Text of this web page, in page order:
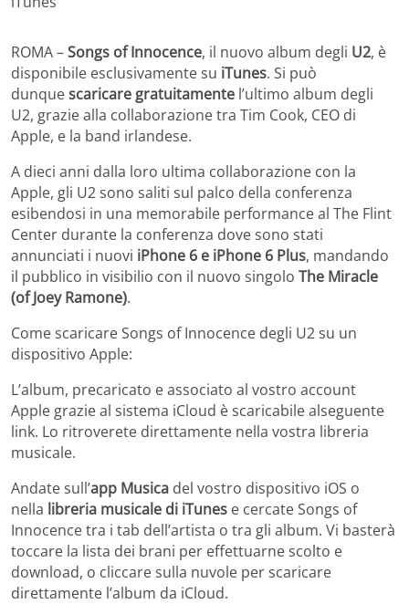
ROMA –Songs of Innocence, il nuovo album degli U2, è
disponibile esclusivamente su iTunes. Si può
dunquescaricare gratuitamente l’ultimo album degli
U2, grazie alla collaborazione tra Tim Cook, CEO di
Apple, e la band irlandese.
A dieci anni dalla loro ultima collaborazione con la
Apple, gli U2 sono saliti sul palco della conferenza
esibendosi in una memorabile performance al The Flint
Center durante la conferenza dove sono stati
annunciati i nuovi iPhone 6 e iPhone 6 Plus, mandando
il pubblico in visibilio con il nuovo singolo The Miracle
(of Joey Ramone).
Come scaricare Songs of Innocence degli U2 su un
dispositivo Apple:
L’album, precaricato e associato al vostro account
Apple grazie al sistema iCloud è scaricabile alseguente
link. Lo ritroverete direttamente nella vostra libreria
musicale.
Andate sull’app Musica del vostro dispositivo iOS o
nella libreria musicale di iTunes e cercate Songs of
Innocence tra i tab dell’artista o tra gli album. Vi basterà
toccare la lista dei brani per effettuarne scolto e
download, o cliccare sulla nuvole per scaricare
direttamente l’album da iCloud.